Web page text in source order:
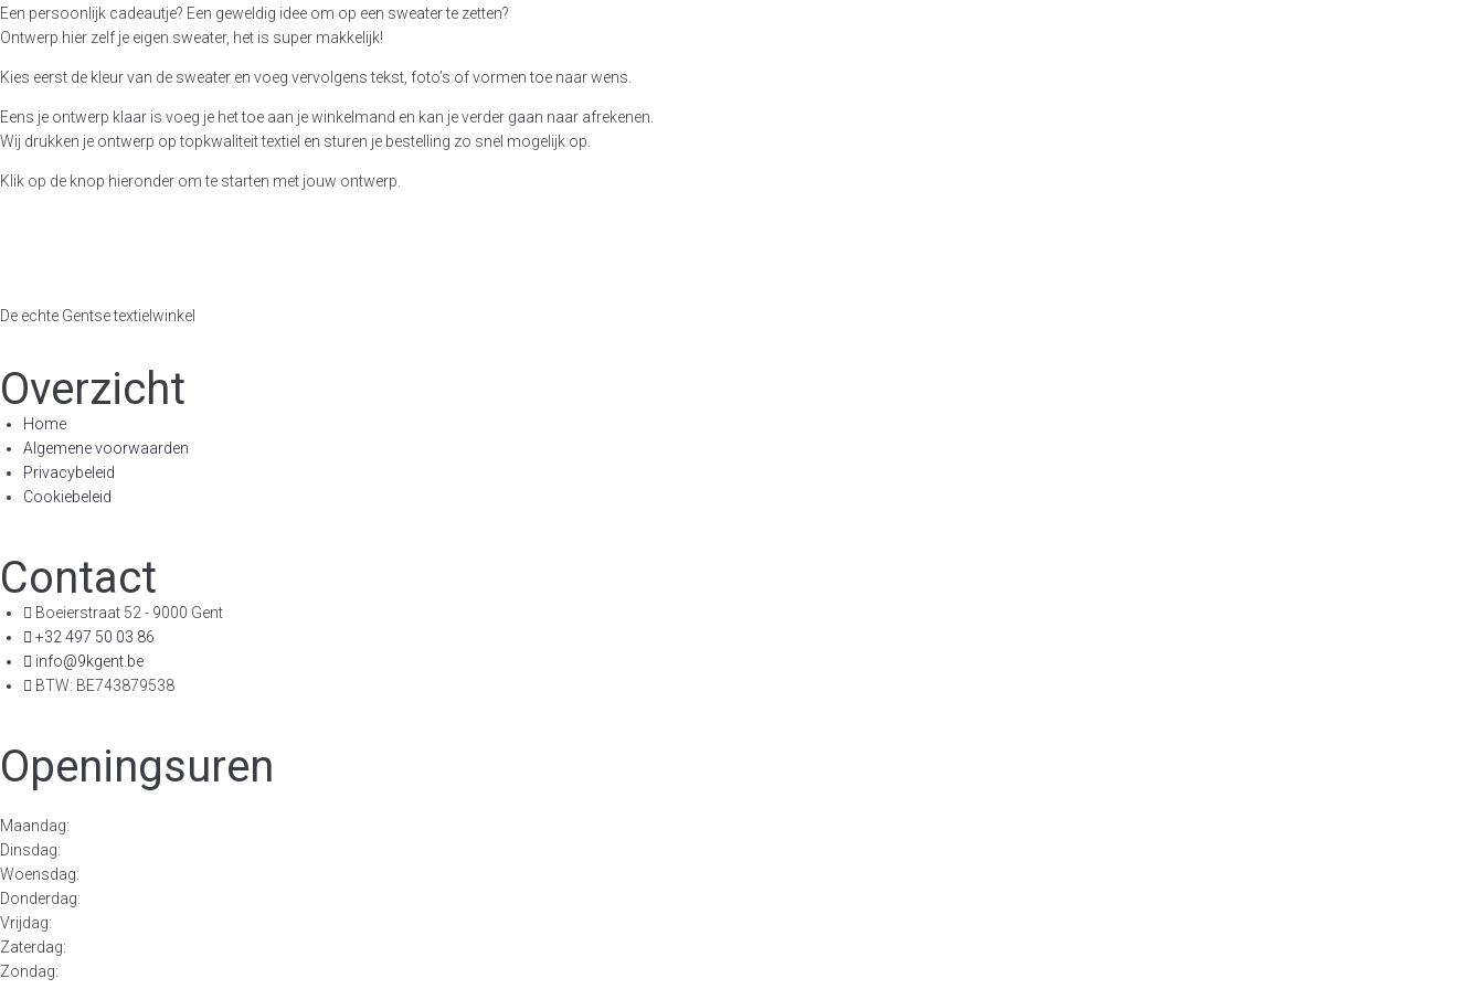
Een persoonlijk cadeautje? Een geweldig idee om op een sweater te zetten?
Ontwerp hier zelf je eigen sweater, het is super makkelijk!
Kies eerst de kleur van de sweater en voeg vervolgens tekst, foto’s of vormen toe naar wens.
Eens je ontwerp klaar is voeg je het toe aan je winkelmand en kan je verder gaan naar afrekenen.
Wij drukken je ontwerp op topkwaliteit textiel en sturen je bestelling zo snel mogelijk op.
Klik op de knop hieronder om te starten met jouw ontwerp.
De echte Gentse textielwinkel
Overzicht
Home
Algemene voorwaarden
Privacybeleid
Cookiebeleid
Contact
Boeierstraat 52 - 9000 Gent
+32 497 50 03 86
info@9kgent.be
BTW: BE743879538
Openingsuren
Maandag:
Dinsdag:
Woensdag:
Donderdag:
Vrijdag:
Zaterdag:
Zondag: